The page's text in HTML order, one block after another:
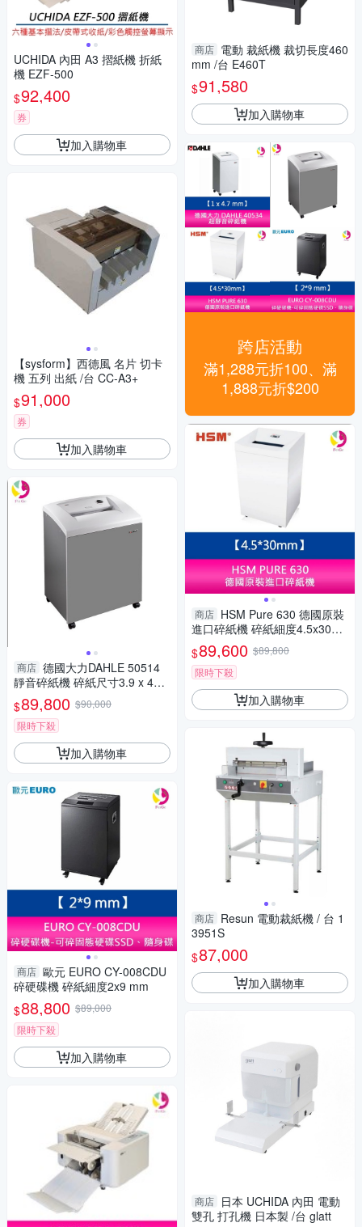
UCHIDA 內田 A3 摺紙機 折紙
機 EZF-500
$92,400
券
加入購物車
【sysform】西德風 名片 切卡
機 五列 出紙 /台 CC-A3+
$91,000
券
加入購物車
商店 德國大力DAHLE 50514
靜音碎紙機 碎紙尺寸3.9 x 40
mm
$89,800 $90,000
限時下殺
加入購物車
商店 歐元 EURO CY-008CDU
碎硬碟機 碎紙細度2x9 mm
$88,800 $89,000
限時下殺
加入購物車
商店 電動 裁紙機 裁切長度460
mm /台 E460T
$91,580
加入購物車
跨店活動
滿1,288元折100、滿
1,888元折$200
商店 HSM Pure 630 德國原裝
進口碎紙機 碎紙細度4.5x30m
m 短碎型 長時間連續碎紙
$89,600 $89,800
限時下殺
加入購物車
商店 Resun 電動裁紙機 / 台 1
3951S
$87,000
加入購物車
商店 日本 UCHIDA 內田 電動
雙孔 打孔機 日本製 /台 glatt